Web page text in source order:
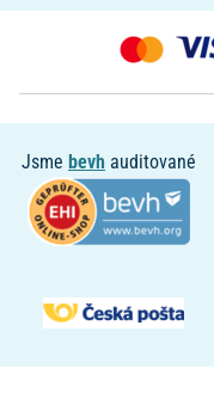
Jsme bevh auditované